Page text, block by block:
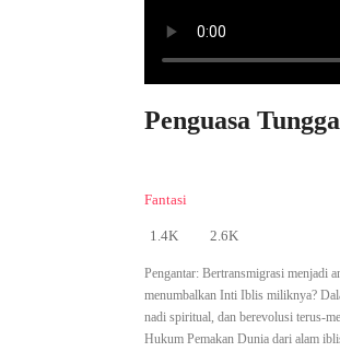
Penguasa
Fantasi
1.4K 2.6K
Pengantar: Bertransmigrasi menjadi
menumbalkan Inti Iblis miliknya?
nadi spiritual, dan berevolusi terus-
Hukum Pemakan Dunia dari alam